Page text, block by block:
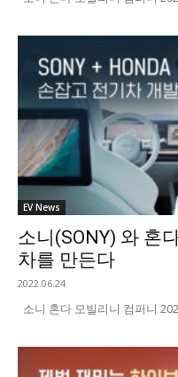
EV News
소니(SONY) 와 혼
차를 만든다
2022.06.24
소니 혼다 모빌리니 컴퍼니